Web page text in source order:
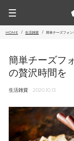
HOME 生活雑貨 簡単チーズフォン
簡単チーズフ
の贅沢時間を
生活雑貨 2020.10.13